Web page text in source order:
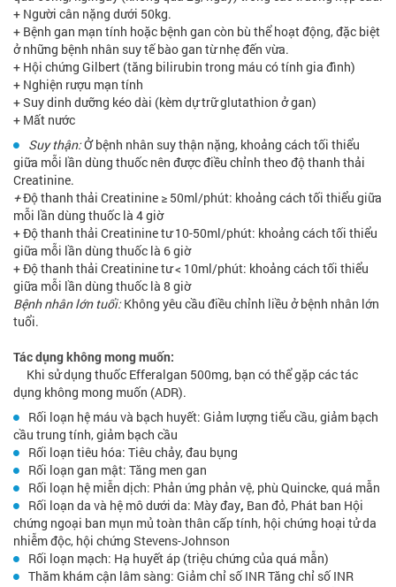
+ Người cân nặng dưới 50kg.
+ Bệnh gan mạn tính hoặc bệnh gan còn bù thể hoạt động, đặc biệt
ở những bệnh nhân suy tế bào gan từ nhẹ đến vừa.
+ Hội chứng Gilbert (tăng bilirubin trong máu có tính gia đình)
+ Nghiện rượu mạn tính
+ Suy dinh dưỡng kéo dài (kèm dự trữ glutathion ở gan)
+ Mất nước
Suy thận:Ở bệnh nhân suy thận nặng, khoảng cách tối thiểu
giữa mỗi lần dùng thuốc nên được điều chỉnh theo độ thanh thải
Creatinine.
+Độ thanh thải Creatinine ≥ 50ml/phút: khoảng cách tối thiểu giữa
mỗi lần dùng thuốc là 4 giờ
+ Độ thanh thải Creatinine tư 10-50ml/phút: khoảng cách tối thiểu
giữa mỗi lần dùng thuốc là 6 giờ
+ Độ thanh thải Creatinine tư < 10ml/phút: khoảng cách tối thiểu
giữa mỗi lần dùng thuốc là 8 giờ
Bệnh nhân lớn tuổi: Không yêu cầu điều chỉnh liều ở bệnh nhân lớn
tuổi.
Tác dụng không mong muốn:
Khi sử dụng thuốc Efferalgan 500mg, bạn có thể gặp các tác
dụng không mong muốn (ADR).
Rối loạn hệ máu và bạch huyết: Giảm lượng tiểu cầu, giảm bạch
cầu trung tính, giảm bạch cầu
Rối loạn tiêu hóa: Tiêu chảy, đau bụng
Rối loạn gan mật: Tăng men gan
Rối loạn hệ miễn dịch: Phản ứng phản vệ, phù Quincke, quá mẫn
Rối loạn da và hệ mô dưới da: Mày đay, Ban đỏ, Phát ban Hội
chứng ngoại ban mụn mủ toàn thân cấp tính, hội chứng hoại tử da
nhiễm độc, hội chứng Stevens-Johnson
Rối loạn mạch: Hạ huyết áp (triệu chứng của quá mẫn)
Thăm khám cận lâm sàng: Giảm chỉ số INR Tăng chỉ số INR